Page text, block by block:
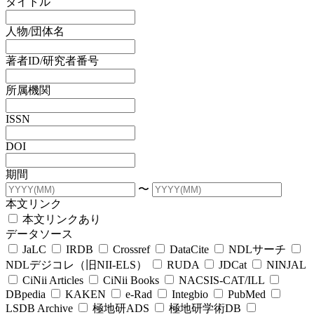
人物/団体名
著者ID/研究者番号
所属機関
ISSN
DOI
期間
〜
本文リンク
本文リンクあり
データソース
JaLC
IRDB Crossref DataCite
NDLサーチ
NDLデジコレ（旧NII-ELS）
RUDA JDCat
NINJAL
CiNii Articles
CiNii Books
NACSIS-CAT/ILL
DBpedia
KAKEN e-Rad Integbio
PubMed
LSDB Archive
極地研ADS
極地研学術DB